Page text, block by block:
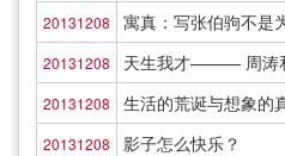
20131208 寓真：写张伯驹不是
20131208 天生我才——— 周涛
20131208 生活的荒诞与想象的
20131208 影子怎么快乐？